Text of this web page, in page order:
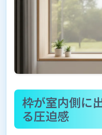
枠が室内側に
る圧迫感